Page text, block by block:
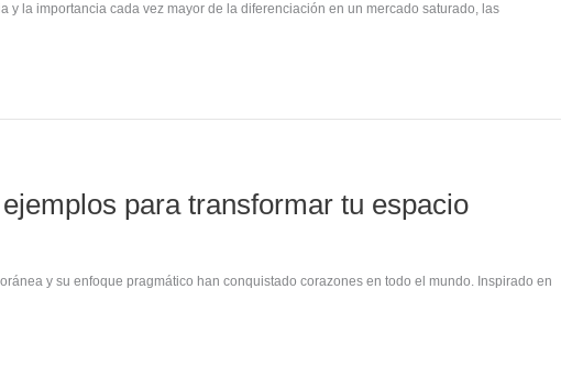
la importancia cada vez mayor de la diferenciación en un mercado saturado, las
para transformar tu espacio
y su enfoque pragmático han conquistado corazones en todo el mundo. Inspirado en